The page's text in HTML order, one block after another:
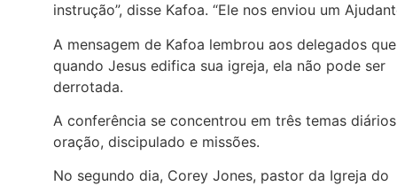
instrução”, disse Kafoa. “Ele nos enviou um
A mensagem de Kafoa lembrou aos delegados
quando Jesus edifica sua igreja, ela não pode ser
derrotada.
A conferência se concentrou em três temas
oração, discipulado e missões.
No segundo dia, Corey Jones, pastor da Igreja do